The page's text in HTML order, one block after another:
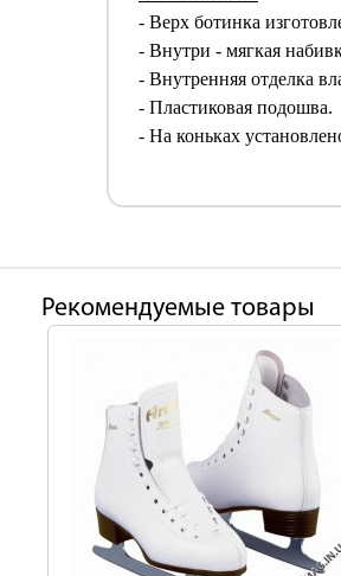
- Верх ботинка
- Внутри - мягкая
- Внутренняя отделка
- Пластиковая подошва.
- На коньках
Рекомендуемые товары